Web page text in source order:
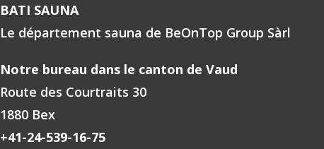
BATI SAUNA
Le département sauna de BeOnTop Group Sàrl
Notre bureau dans le canton de Vaud
Route des Courtraits 30
1880 Bex
+41-24-539-16-75